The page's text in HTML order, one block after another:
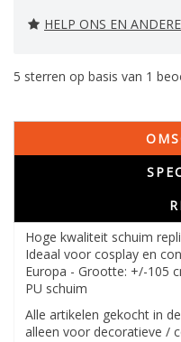
HELP ONS EN ANDERE
5 sterren op basis van 1
Hoge kwaliteit schuim
Ideaal voor cosplay en
Europa - Grootte: +/-105
PU schuim
Alle artikelen gekocht in
alleen voor decoratieve /